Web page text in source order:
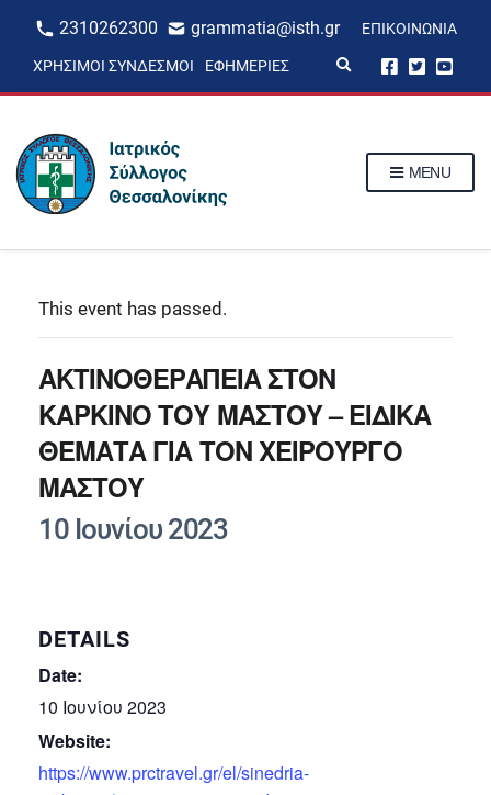
2310262300 grammatia@isth.gr ΕΠΙΚΟΙΝΩΝΊΑ
ΧΡΉΣΙΜΟΙ ΣΎΝΔΕΣΜΟΙ ΕΦΗΜΕΡΊΕΣ
p
MENU
This event has passed.
ΑΚΤΙΝΟΘΕΡΑΠΕΙΑ ΣΤΟΝ
ΚΑΡΚΙΝΟ ΤΟΥ ΜΑΣΤΟΥ – ΕΙΔΙΚΑ
ΘΕΜΑΤΑ ΓΙΑ ΤΟΝ ΧΕΙΡΟΥΡΓΟ
ΜΑΣΤΟΥ
10 Ιουνίου 2023
DETAILS
Date:
10 Ιουνίου 2023
Website:
https://www.prctravel.gr/el/sinedria-